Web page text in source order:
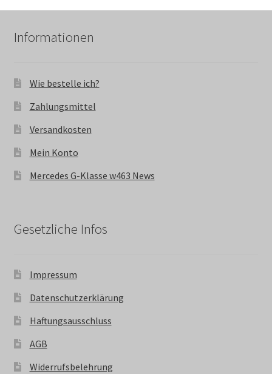
Informationen
Wie bestelle ich?
Zahlungsmittel
Versandkosten
Mein Konto
Mercedes G-Klasse w463 News
Gesetzliche Infos
Impressum
Datenschutzerklärung
Haftungsausschluss
AGB
Widerrufsbelehrung